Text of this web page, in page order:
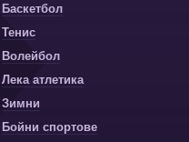
Баскетбол
Тенис
Волейбол
Лека атлетика
Зимни
Бойни спортове